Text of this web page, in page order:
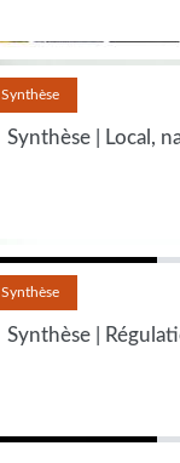
Synthèse
Synthèse | Local,
Synthèse
Synthèse |